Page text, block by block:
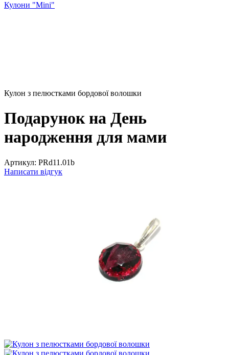
Кулони "Mini"
Кулон з пелюстками бордової волошки
Подарунок на День
народження для мами
Артикул: PRd11.01b
Написати відгук